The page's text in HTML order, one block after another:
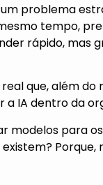
problema
tempo,
rápido, mas
que, além
a IA dentro da
modelos para
Porque,